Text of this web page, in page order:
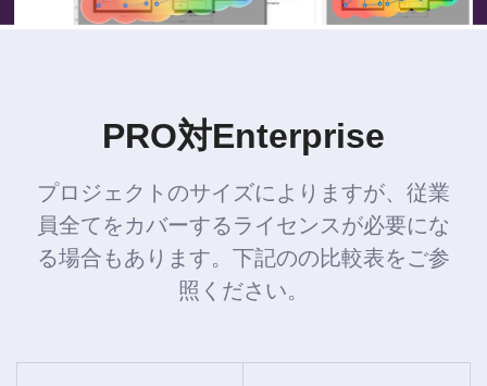
PRO対Enterprise
プロジェクトのサイズによりますが、従業
員全てをカバーするライセンスが必要にな
る場合もあります。下記のの比較表をご参
照ください。